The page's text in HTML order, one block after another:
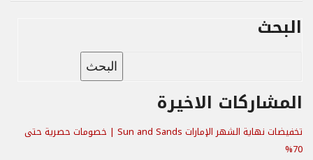
البحث
البحث
المشاركات الاخيرة
تخفيضات نهاية الشهر الإمارات Sun and Sands | خصومات حصرية حتى
70%